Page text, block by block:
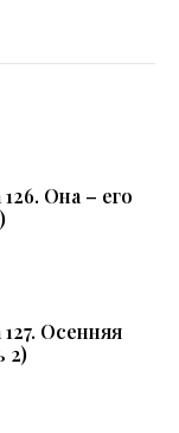
Она – его
Осенняя
2)